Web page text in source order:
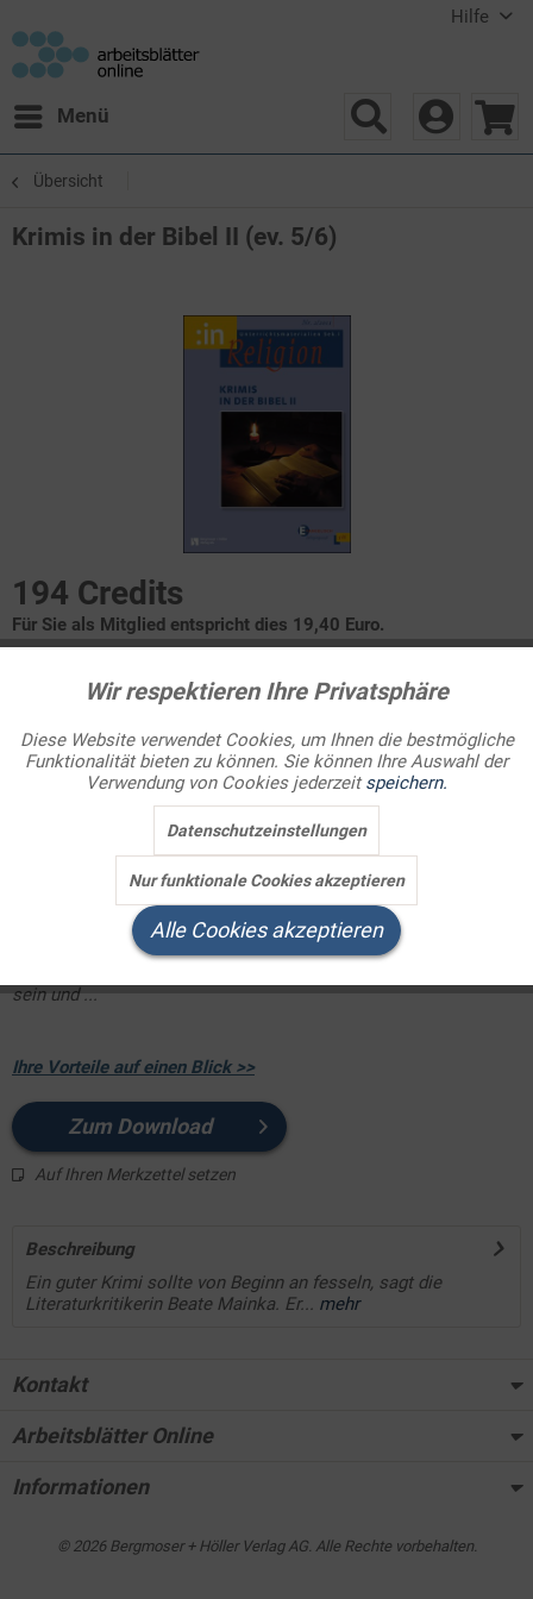
Hilfe
Menü
Übersicht
Krimis in der Bibel II (ev. 5/6)
194 Credits
Für Sie als Mitglied entspricht dies 19,40 Euro.
Themenbereich
Jeder wird schuldig: Der Fall Jakob und Esau
Rahab, die Überläuferin
Ein hinterhältiger Justizmord - Nabots Weinberg
Massaker an Unschuldigen - Herodes' Kindermord
Ein guter Krimi sollte von Beginn an fesseln,sagt die
Literaturkritikerin Beate Mainka. Er sollte der Charakterisierung
von Opfer und Täter viel Raum geben, sorgfältig recherchiert
sein und ...
Ihre Vorteile auf einen Blick >>
Zum Download
Auf Ihren Merkzettel setzen
Beschreibung
Ein guter Krimi sollte von Beginn an fesseln, sagt die
Literaturkritikerin Beate Mainka. Er... mehr
Kontakt
Arbeitsblätter Online
Informationen
© 2026 Bergmoser + Höller Verlag AG. Alle Rechte vorbehalten.
Funktionale Aktiv
Marketing Inaktiv
Inaktiv
Wir respektieren Ihre Privatsphäre
Diese Website verwendet Cookies, um Ihnen die bestmögliche
Funktionalität bieten zu können. Sie können Ihre Auswahl der
Verwendung von Cookies jederzeitspeichern.
Datenschutzeinstellungen
Nur funktionale Cookies akzeptieren
Alle Cookies akzeptieren